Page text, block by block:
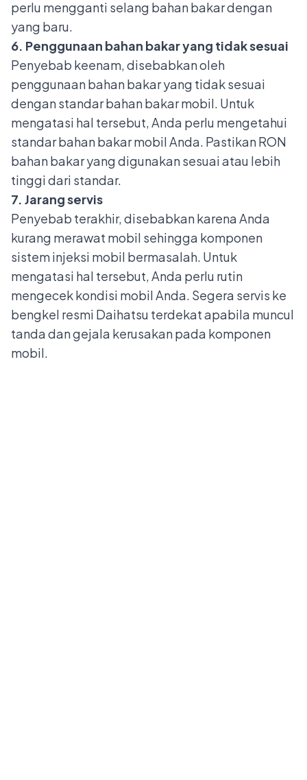
perlu mengganti selang bahan bakar dengan
yang baru.
6. Penggunaan bahan bakar yang tidak sesuai
Penyebab keenam, disebabkan oleh
penggunaan bahan bakar yang tidak sesuai
dengan standar bahan bakar mobil. Untuk
mengatasi hal tersebut, Anda perlu mengetahui
standar bahan bakar mobil Anda. Pastikan RON
bahan bakar yang digunakan sesuai atau lebih
tinggi dari standar.
7. Jarang servis
Penyebab terakhir, disebabkan karena Anda
kurang merawat mobil sehingga komponen
sistem injeksi mobil bermasalah. Untuk
mengatasi hal tersebut, Anda perlu rutin
mengecek kondisi mobil Anda. Segera servis ke
bengkel resmi Daihatsu terdekatapabila muncul
tanda dan gejala kerusakan pada komponen
mobil.